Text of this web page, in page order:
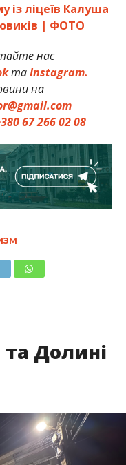
із ліцеїв Калуша
| ФОТО
нас
таInstagram.
на
67 266 02 08
Долині